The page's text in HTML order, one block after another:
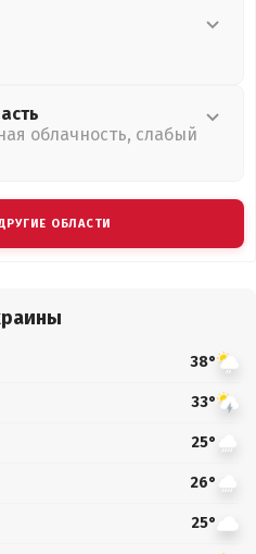
облачность, слабый
ОБЛАСТИ
38°
33°
25°
26°
25°